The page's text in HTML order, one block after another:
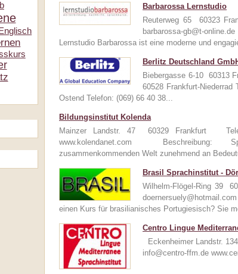
Barbarossa Lernstudio
Reuterweg 65 60323
barbarossa-gb@t-
Lernstudio Barbarossa ist eine moderne und
Berlitz Deutschland
Biebergasse 6-10 60313
60528 Frankfurt-
Ostend Telefon: (069) 66 40 38...
Bildungsinstitut Kolenda
Mainzer Landstr. 47 60329 Frankfurt
www.kolendanet.com Beschreibung:
zusammenkommenden Welt zunehmend an
Brasil Sprachinstitut -
Wilhelm-Flögel-Ring 39
einen Kurs für brasilianisches Portugiesisch? Sie
Centro Lingue
Eckenheimer Landstr.
info@centro-ffm.de